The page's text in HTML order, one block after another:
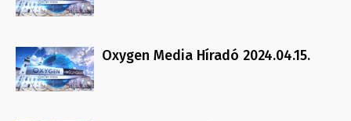
Oxygen Media Híradó 2024.04.15.